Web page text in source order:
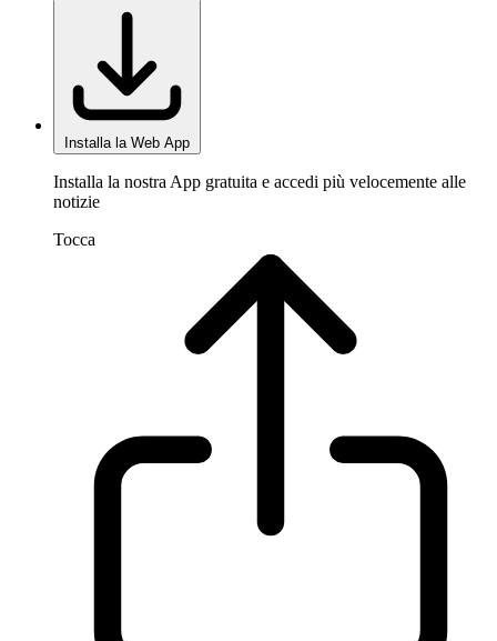
Installa la Web App
Installa la nostra App gratuita e accedi più velocemente alle
notizie
Tocca